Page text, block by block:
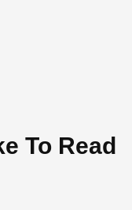
To Read